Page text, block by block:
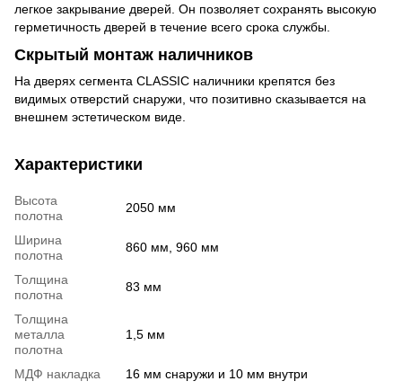
легкое закрывание дверей. Он позволяет сохранять высокую
герметичность дверей в течение всего срока службы.
Скрытый монтаж наличников
На дверях сегмента CLASSIC наличники крепятся без
видимых отверстий снаружи, что позитивно сказывается на
внешнем эстетическом виде.
Характеристики
Высота
полотна
2050 мм
Ширина
полотна
860 мм, 960 мм
Толщина
полотна
83 мм
Толщина
металла
полотна
1,5 мм
МДФ накладка
16 мм снаружи и 10 мм внутри